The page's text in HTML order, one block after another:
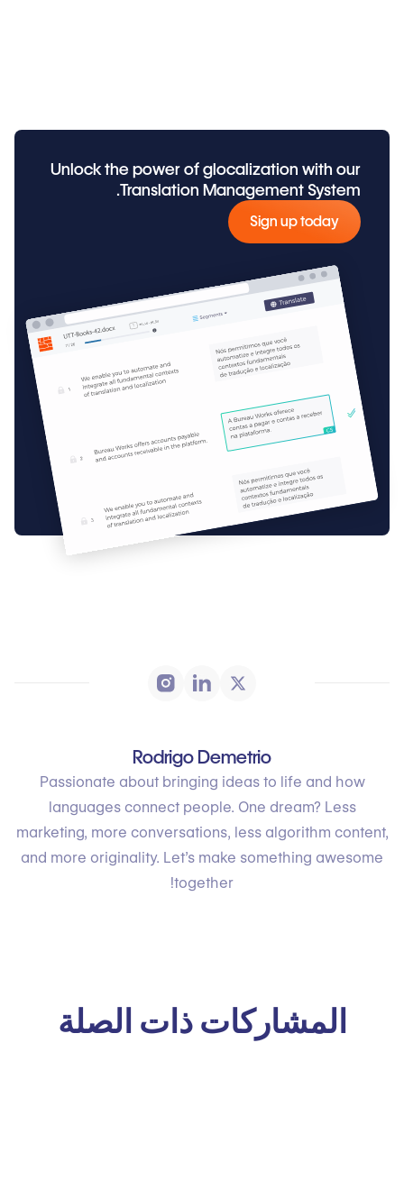
Unlock the power of glocalization with our
Translation Management System.
Sign up today
Rodrigo Demetrio
Passionate about bringing ideas to life and how
languages connect people. One dream? Less
marketing, more conversations, less algorithm content,
and more originality. Let’s make something awesome
together!
المشاركات ذات الصلة